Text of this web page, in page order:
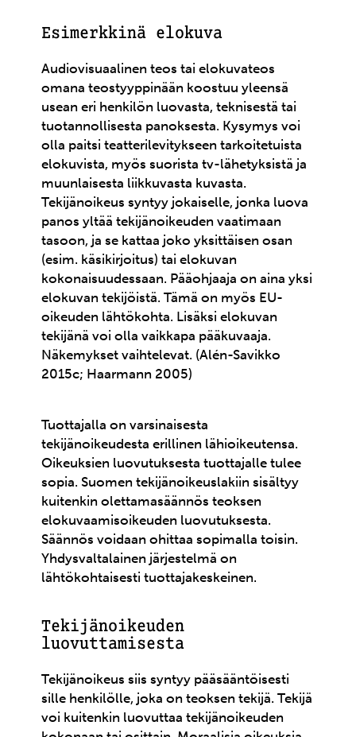
Esimerkkinä elokuva
Audiovisuaalinen teos tai elokuvateos
omana teostyyppinään koostuu yleensä
usean eri henkilön luovasta, teknisestä tai
tuotannollisesta panoksesta. Kysymys voi
olla paitsi teatterilevitykseen tarkoitetuista
elokuvista, myös suorista tv-lähetyksistä ja
muunlaisesta liikkuvasta kuvasta.
Tekijänoikeus syntyy jokaiselle, jonka luova
panos yltää tekijänoikeuden vaatimaan
tasoon, ja se kattaa joko yksittäisen osan
(esim. käsikirjoitus) tai elokuvan
kokonaisuudessaan. Pääohjaaja on aina yksi
elokuvan tekijöistä. Tämä on myös EU-
oikeuden lähtökohta. Lisäksi elokuvan
tekijänä voi olla vaikkapa pääkuvaaja.
Näkemykset vaihtelevat. (Alén-Savikko
2015c; Haarmann 2005)
Tuottajalla on varsinaisesta
tekijänoikeudesta erillinen lähioikeutensa.
Oikeuksien luovutuksesta tuottajalle tulee
sopia. Suomen tekijänoikeuslakiin sisältyy
kuitenkin olettamasäännös teoksen
elokuvaamisoikeuden luovutuksesta.
Säännös voidaan ohittaa sopimalla toisin.
Yhdysvaltalainen järjestelmä on
lähtökohtaisesti tuottajakeskeinen.
Tekijänoikeuden
luovuttamisesta
Tekijänoikeus siis syntyy pääsääntöisesti
sille henkilölle, joka on teoksen tekijä. Tekijä
voi kuitenkin luovuttaa tekijänoikeuden